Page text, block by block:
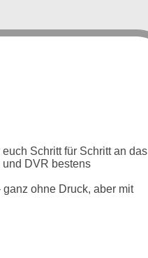
Schritt für Schritt an das
und DVR bestens
ohne Druck, aber mit